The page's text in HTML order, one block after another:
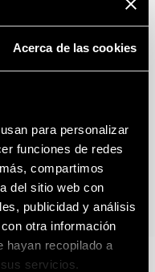
Acerca de las cookies
para personalizar
funciones de redes
compartimos
del sitio web con
publicidad y análisis
otra información
hayan recopilado a
servicios.